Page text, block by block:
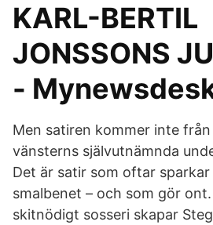
KARL-BERTIL
JONSSONS
-
Men satiren kommer inte
vänsterns självutnämnda
Det är satir som oftar
smalbenet – och som gör
skitnödigt sosseri skapar